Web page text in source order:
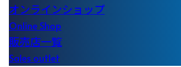
オンラインショップ
Online Shop
販売店一覧
Sales outlet